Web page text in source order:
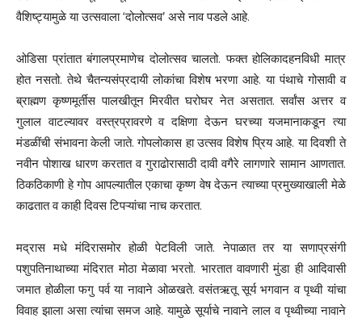
वैशिष्ट्यामुळे या उत्सवाला ‘दोलोत्सव’ असे नाव पडले आहे.
ओडिसा प्रांतात बंगालप्रमाणेच दोलोत्सव चालतो. फक्त होलिकादहनविधी मात्र
होत नसतो. तेथे चैतन्यसंप्रदायी लोकांचा विशेष भरणा आहे. या पंथाचे गोसावी व
ब्राह्मण कृष्णमूर्तीस पालखीतून मिरवीत घरोघर नेत असतात. सर्वांस अत्तर व
गुलाल वाटल्यावर वस्त्रप्रावरणे व दक्षिणा देऊन घरच्या यजमानाकडून त्या
मंडळींची संभावना केली जाते. गोपलोकास हा उत्सव विशेष प्रिय आहे. या दिवशी ते
नवीन पोशाख धारण करतात व गुराढोरासाठी दावी वगैरे लागणारे सामान आणतात.
ठिकठिकाणी हे गोप आपल्यातील एकाचा कृष्ण वेष देऊन त्याच्या प्रमुख्याखाली मेळे
काढतात व काही दिवस टिपऱ्यांचा नाच करतात.
मद्रास मधे मंदिरासमोर होळी पेटविली जाते. नेपाळात तर या सणाप्रसंगी
पशुपतिनाथाच्या मंदिरात मोठा मेळावा भरतो. भारतात वावणारी मुंडा ही आदिवासी
जमात होळीला फगु पर्व या नावाने ओळखते. वसंतऋतू सूर्य भगवान व पृथ्वी यांचा
विवाह झाला असा त्यांचा समज आहे. यामुळे सूर्याचे नावाने लाल व पृथ्वीच्या नावाने